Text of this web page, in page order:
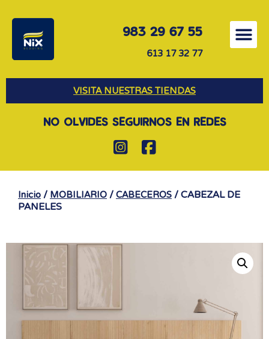
983 29 67 55
613 17 32 77
VISITA NUESTRAS TIENDAS
NO OLVIDES SEGUIRNOS EN REDES
Inicio / MOBILIARIO / CABECEROS / CABEZAL DE
PANELES